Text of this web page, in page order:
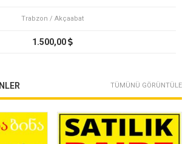
Trabzon / Akçaabat
1.500,00
TÜMÜNÜ GÖRÜNTÜLE